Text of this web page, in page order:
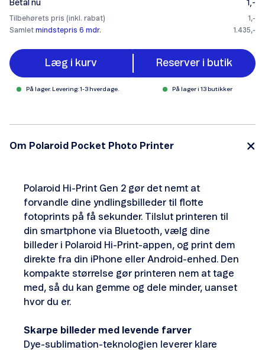
Betal nu 1,-
Tilbehørets pris (inkl. rabat)
1,-
Samlet mindstepris 6 mdr. 1.435,-
Læg i kurv Reserver i butik
På lager. Levering: 1-3 hverdage. På lager i 13 butikker
Om Polaroid Pocket Photo Printer
Polaroid Hi-Print Gen 2 gør det nemt at
forvandle dine yndlingsbilleder til flotte
fotoprints på få sekunder. Tilslut printeren til
din smartphone via Bluetooth, vælg dine
billeder i Polaroid Hi-Print-appen, og print dem
direkte fra din iPhone eller Android-enhed. Den
kompakte størrelse gør printeren nem at tage
med, så du kan gemme og dele minder, uanset
hvor du er.
Skarpe billeder med levende farver
Dye-sublimation-teknologien leverer klare